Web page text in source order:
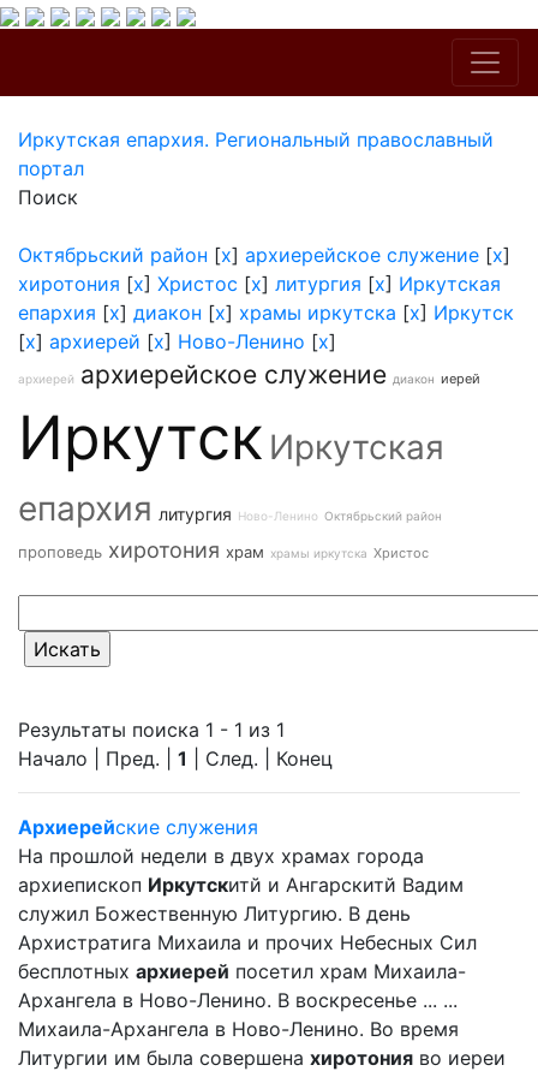
Иркутская епархия. Региональный православный
портал
Поиск
Октябрьский район [x] архиерейское служение [x]
хиротония [x] Христос [x] литургия [x] Иркутская
епархия [x] диакон [x] храмы иркутска [x] Иркутск
[x] архиерей [x] Ново-Ленино [x]
архиерей архиерейское служение диакон иерей
Иркутск Иркутская
епархия литургия Ново-Ленино Октябрьский район
проповедь хиротония храм храмы иркутска Христос
Результаты поиска 1 - 1 из 1
Начало | Пред. | 1 | След. | Конец
Архиерейские служения
На прошлой недели в двух храмах города
архиепископ Иркутскитй и Ангарскитй Вадим
служил Божественную Литургию. В день
Архистратига Михаила и прочих Небесных Сил
бесплотных архиерей посетил храм Михаила-
Архангела в Ново-Ленино. В воскресенье ... ...
Михаила-Архангела в Ново-Ленино. Во время
Литургии им была совершена хиротония во иереи